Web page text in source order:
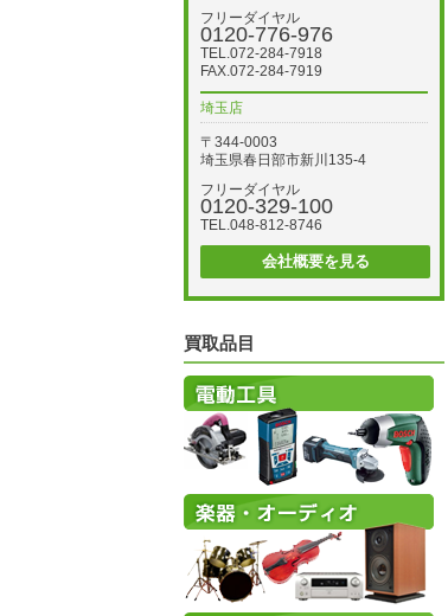
フリーダイヤル
0120-776-976
TEL.072-284-7918
FAX.072-284-7919
埼玉店
〒344-0003
埼玉県春日部市新川135-4
フリーダイヤル
0120-329-100
TEL.048-812-8746
会社概要を見る
買取品目